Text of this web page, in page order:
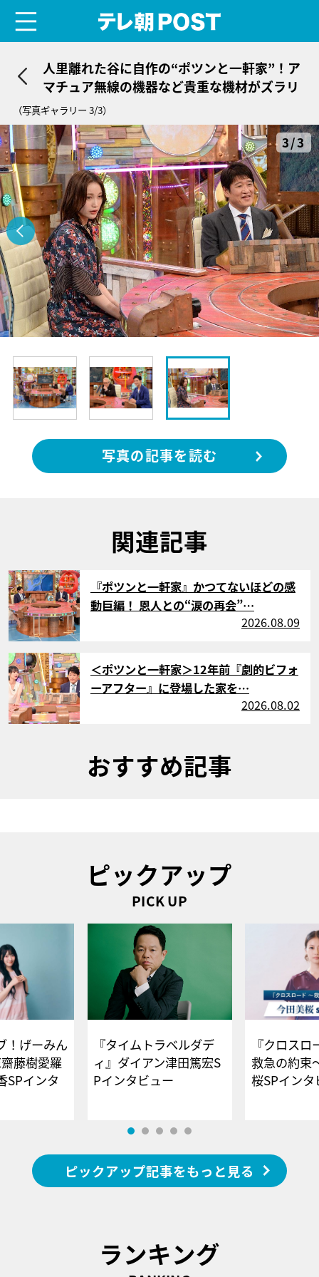
人里離れた谷に自作の“ポツンと一軒家”！ア
マチュア無線の機器など貴重な機材がズラリ
（写真ギャラリー 3/3）
3/3
写真の記事を読む
関連記事
サムネイル
『ポツンと一軒家』かつてないほどの感
動巨編！ 恩人との“涙の再会”…
2026.08.09
サムネイル
＜ポツンと一軒家＞12年前『劇的ビフォ
ーアフター』に登場した家を…
2026.08.02
おすすめ記事
ピックアップ
PICK UP
！げーみん
藤樹愛羅
SPインタ
『タイムトラベルダデ
ィ』ダイアン津田篤宏S
Pインタビュー
『クロス
救急の約束
桜SPイ
ピックアップ記事をもっと見る
ランキング